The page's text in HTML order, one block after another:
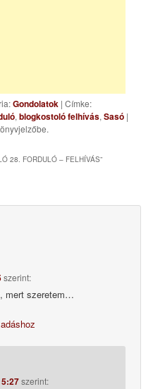
Gondolatok | Címke:
,blogkostoló felhívás,Sasó |
28. FORDULÓ – FELHÍVÁS”
szerint:
mert szeretem…
szerint: